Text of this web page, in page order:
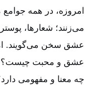
امروزه‌، در همه
می‌زنند؛ شعارها،
عشق سخن می‌گویند.
عشق و محبت چیست‌؟
چه معنا و مفهومی